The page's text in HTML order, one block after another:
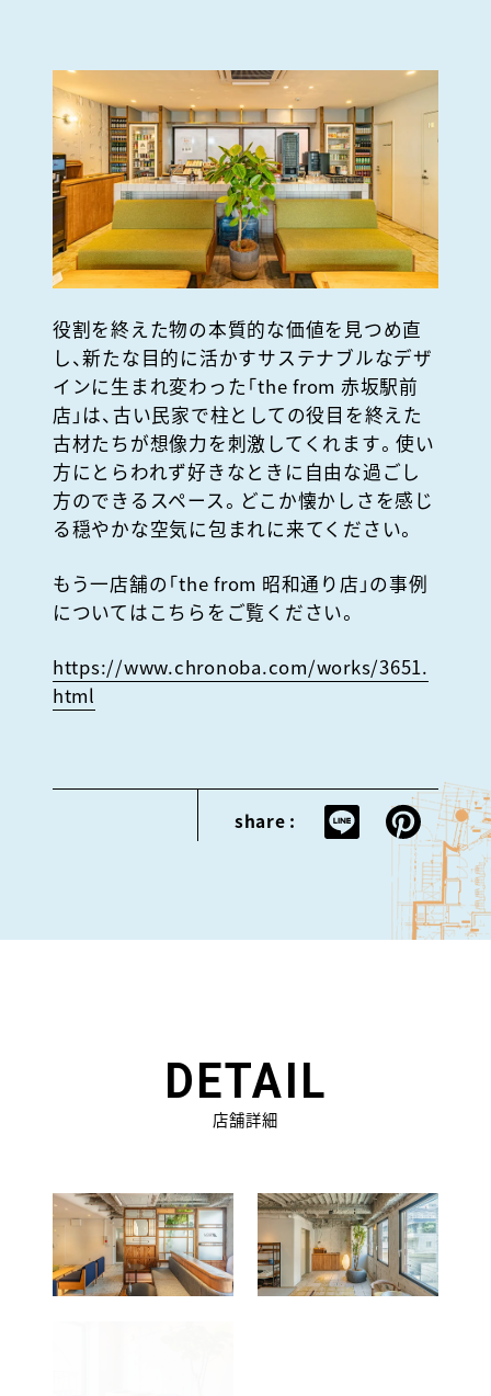
役割を終えた物の本質的な価値を見つめ直
し、新たな目的に活かすサステナブルなデザ
インに生まれ変わった「the from 赤坂駅前
店」は、古い民家で柱としての役目を終えた
古材たちが想像力を刺激してくれます。使い
方にとらわれず好きなときに自由な過ごし
方のできるスペース。どこか懐かしさを感じ
る穏やかな空気に包まれに来てください。
もう一店舗の「the from 昭和通り店」の事例
についてはこちらをご覧ください。
https://www.chronoba.com/works/3651.
html
share :
DETAIL
店舗詳細